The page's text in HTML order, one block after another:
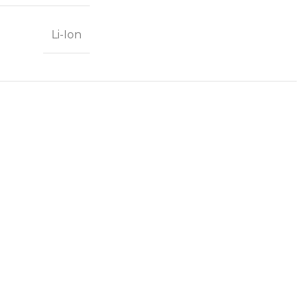
Li-Ion